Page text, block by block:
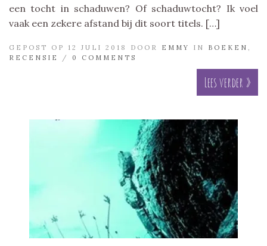
een tocht in schaduwen? Of schaduwtocht? Ik voel
vaak een zekere afstand bij dit soort titels. […]
GEPOST OP 12 JULI 2018 DOOR EMMY IN BOEKEN
RECENSIE
/ 0 COMMENTS
Lees verder »